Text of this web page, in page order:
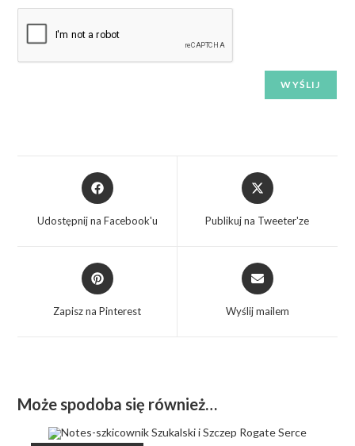
Udostępnij na Facebook'u Publikuj na Tweeter'ze
Zapisz na Pinterest Wyślij mailem
Może spodoba się również…